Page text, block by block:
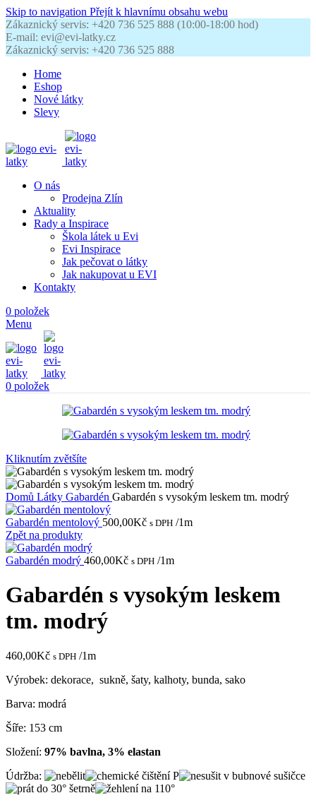
Skip to navigation Přejít k hlavnímu obsahu webu
Zákaznický servis: +420 736 525 888 (10:00-18:00 hod)
E-mail: evi@evi-latky.cz
Zákaznický servis: +420 736 525 888
Home
Eshop
Nové látky
Slevy
O nás
Prodejna Zlín
Aktuality
Rady a Inspirace
Škola látek u Evi
Evi Inspirace
Jak pečovat o látky
Jak nakupovat u EVI
Kontakty
0 položek
Menu
0 položek
Kliknutím zvětšíte
Domů Látky Gabardén Gabardén s vysokým leskem tm. modrý
Gabardén mentolový 500,00Kč s DPH /1m
Zpět na produkty
Gabardén modrý 460,00Kč s DPH /1m
Gabardén s vysokým leskem
tm. modrý
460,00Kč s DPH /1m
Výrobek: dekorace, sukně, šaty, kalhoty, bunda, sako
Barva: modrá
Šíře: 153 cm
Složení: 97% bavlna, 3% elastan
Údržba: